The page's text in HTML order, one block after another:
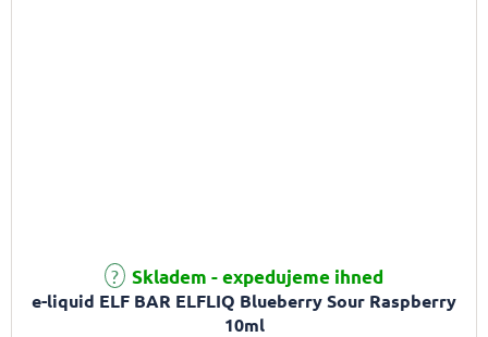
e-liquid ELF BAR ELFLIQ Blueberry Sour Raspberry
10ml
Průměrné hodnocení produktu je 4,6 z 5 hvězdiček.
Skladem - expedujeme ihned